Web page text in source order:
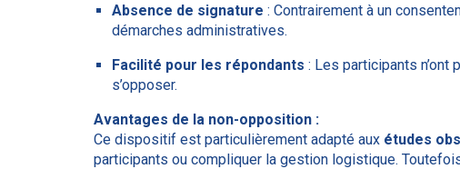
Absence de signature : Contrairement à un
démarches administratives.
Facilité pour les répondants : Les participants n’ont
s’opposer.
Avantages de la non-opposition :
Ce dispositif est particulièrement adapté aux études
participants ou compliquer la gestion logistique.